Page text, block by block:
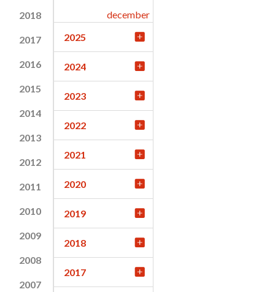
2018
2017
2016
2015
2014
2013
2012
2011
2010
2009
2008
2007
december
2025
2024
2023
2022
2021
2020
2019
2018
2017